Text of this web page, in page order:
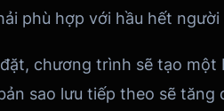
phù hợp với hầu hết người
chương trình sẽ tạo một
sao lưu tiếp theo sẽ